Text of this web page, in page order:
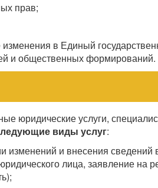
прав;
в Единый
и общественных формирований.
юридические услуги,
виды услуг:
изменений и внесения сведений
лица, заявление на